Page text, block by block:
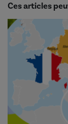
Ces articles